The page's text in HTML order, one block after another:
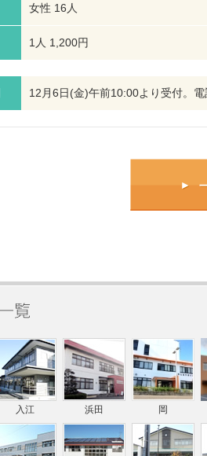
女性 16人
1人 1,200円
12月6日(金)午前10:00より受付。
入江 浜田 岡